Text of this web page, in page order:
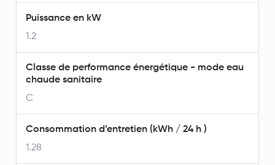
Puissance en kW
1.2
Classe de performance énergétique - mode eau
chaude sanitaire
C
Consommation d’entretien (kWh / 24 h )
1.28